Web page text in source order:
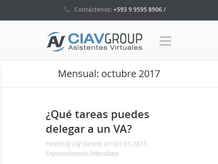
Contáctenos:+593 9 9595 8906 /
Mensual: octubre 2017
¿Qué tareas puedes
delegar a un VA?
Posted by Lily Izurieta On Oct 31, 2017
Emprendimiento Teletrabajo